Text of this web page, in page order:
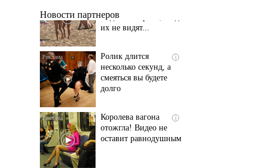
Новости партнеров
Ролик длится
долго
Королева вагона